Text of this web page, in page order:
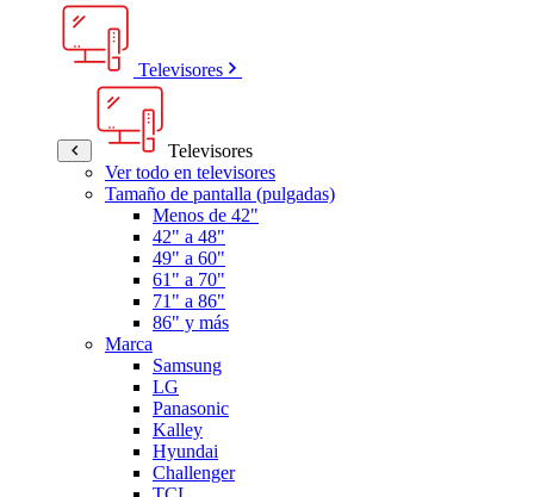
Televisores
Televisores
Ver todo en televisores
Tamaño de pantalla (pulgadas)
Menos de 42"
42" a 48"
49" a 60"
61" a 70"
71" a 86"
86" y más
Marca
Samsung
LG
Panasonic
Kalley
Hyundai
Challenger